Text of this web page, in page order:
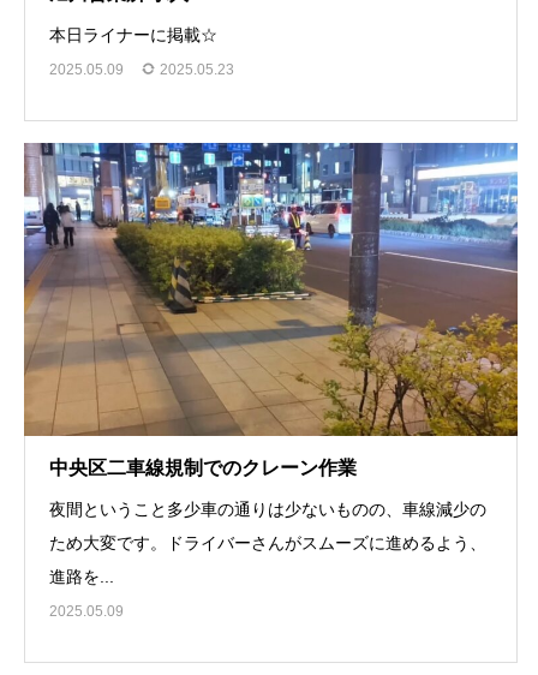
本日ライナーに掲載☆
2025.05.09 2025.05.23
中央区二車線規制でのクレーン作業
夜間ということ多少車の通りは少ないものの、車線減少の
ため大変です。ドライバーさんがスムーズに進めるよう、
進路を...
2025.05.09